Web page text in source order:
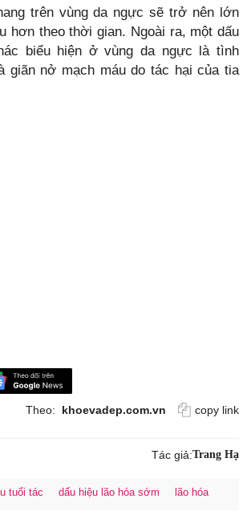
trên vùng da ngực sẽ trở nên lớn
hơn theo thời gian. Ngoài ra, một dấu
biểu hiện ở vùng da ngực là tình
giãn nở mạch máu do tác hại của tia
Theo: khoevadep.com.vn copy link
Tác giả:Trang Hạ
tuổi tác dấu hiệu lão hóa sớm lão hóa